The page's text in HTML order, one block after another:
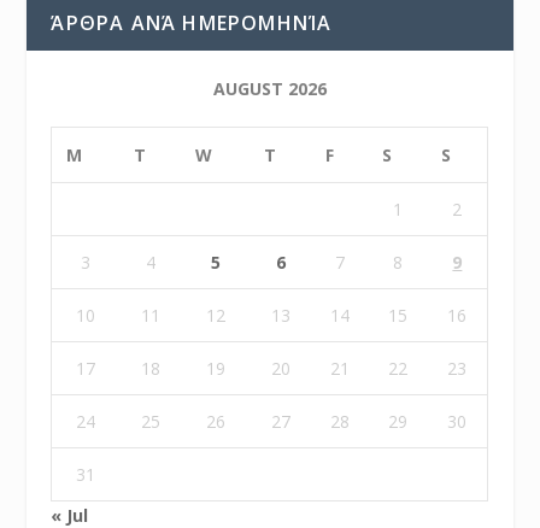
ΆΡΘΡΑ ΑΝΆ ΗΜΕΡΟΜΗΝΊΑ
AUGUST 2026
M T W T F S S
1 2
3 4 5 6 7 8 9
10 11 12 13 14 15 16
17 18 19 20 21 22 23
24 25 26 27 28 29 30
31
« Jul